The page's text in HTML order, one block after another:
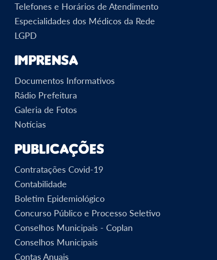
Telefones e Horários de Atendimento
Especialidades dos Médicos da Rede
LGPD
Imprensa
Documentos Informativos
Rádio Prefeitura
Galeria de Fotos
Notícias
Publicações
Contratações Covid-19
Contabilidade
Boletim Epidemiológico
Concurso Público e Processo Seletivo
Conselhos Municipais - Coplan
Conselhos Municipais
Contas Anuais